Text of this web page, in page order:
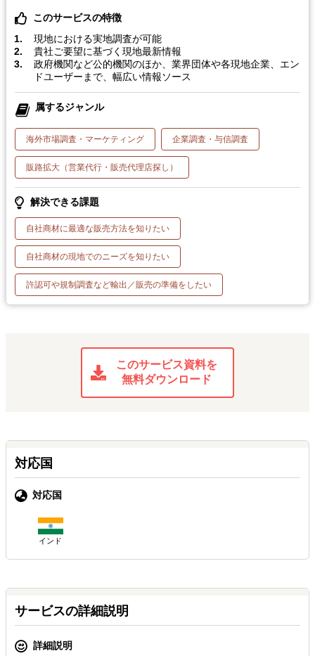
このサービスの特徴
現地における実地調査が可能
貴社ご要望に基づく現地最新情報
政府機関など公的機関のほか、業界団体や各現地企業、エン
ドユーザーまで、幅広い情報ソース
属するジャンル
海外市場調査・マーケティング 企業調査・与信調査
販路拡大（営業代行・販売代理店探し）
解決できる課題
自社商材に最適な販売方法を知りたい
自社商材の現地でのニーズを知りたい
許認可や規制調査など輸出／販売の準備をしたい
このサービス資料を
無料ダウンロード
対応国
対応国
インド
サービスの詳細説明
詳細説明